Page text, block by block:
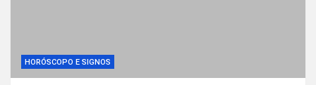
HORÓSCOPO E SIGNOS